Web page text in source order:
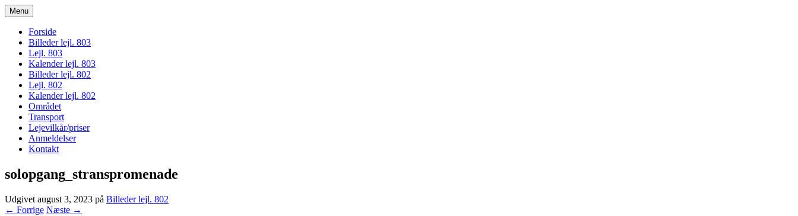
bogodtcostadelsol.dk
Menu
Forside
Billeder lejl. 803
Lejl. 803
Kalender lejl. 803
Billeder lejl. 802
Lejl. 802
Kalender lejl. 802
Området
Transport
Lejevilkår/priser
Anmeldelser
Kontakt
solopgang_stranspromenade
Udgivet august 3, 2023 på Billeder lejl. 802
← Forrige Næste →